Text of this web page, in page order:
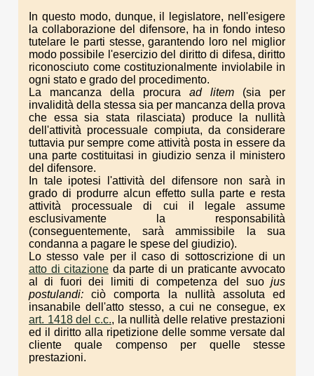
In questo modo, dunque, il legislatore, nell'esigere
la collaborazione del difensore, ha in fondo inteso
tutelare le parti stesse, garantendo loro nel miglior
modo possibile l'esercizio del diritto di difesa, diritto
riconosciuto come costituzionalmente inviolabile in
ogni stato e grado del procedimento.
La mancanza della procura ad litem (sia per
invalidità della stessa sia per mancanza della prova
che essa sia stata rilasciata) produce la nullità
dell'attività processuale compiuta, da considerare
tuttavia pur sempre come attività posta in essere da
una parte costituitasi in giudizio senza il ministero
del difensore.
In tale ipotesi l'attività del difensore non sarà in
grado di produrre alcun effetto sulla parte e resta
attività processuale di cui il legale assume
esclusivamente la responsabilità
(conseguentemente, sarà ammissibile la sua
condanna a pagare le spese del giudizio).
Lo stesso vale per il caso di sottoscrizione di un
atto di citazione da parte di un praticante avvocato
al di fuori dei limiti di competenza del suo jus
postulandi:ciò comporta la nullità assoluta ed
insanabile dell'atto stesso, a cui ne consegue, ex
art. 1418 del c.c., la nullità delle relative prestazioni
ed il diritto alla ripetizione delle somme versate dal
cliente quale compenso per quelle stesse
prestazioni.